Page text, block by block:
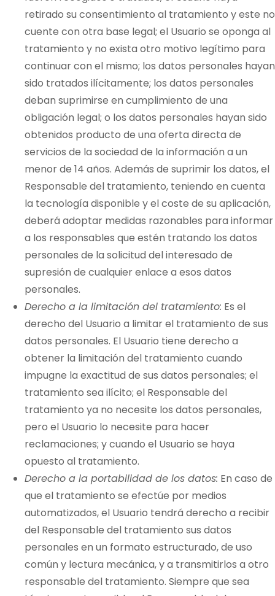
retirado su consentimiento al tratamiento y este no
cuente con otra base legal; el Usuario se oponga al
tratamiento y no exista otro motivo legítimo para
continuar con el mismo; los datos personales hayan
sido tratados ilícitamente; los datos personales
deban suprimirse en cumplimiento de una
obligación legal; o los datos personales hayan sido
obtenidos producto de una oferta directa de
servicios de la sociedad de la información a un
menor de 14 años. Además de suprimir los datos, el
Responsable del tratamiento, teniendo en cuenta
la tecnología disponible y el coste de su aplicación,
deberá adoptar medidas razonables para informar
a los responsables que estén tratando los datos
personales de la solicitud del interesado de
supresión de cualquier enlace a esos datos
personales.
Derecho a la limitación del tratamiento: Es el
derecho del Usuario a limitar el tratamiento de sus
datos personales. El Usuario tiene derecho a
obtener la limitación del tratamiento cuando
impugne la exactitud de sus datos personales; el
tratamiento sea ilícito; el Responsable del
tratamiento ya no necesite los datos personales,
pero el Usuario lo necesite para hacer
reclamaciones; y cuando el Usuario se haya
opuesto al tratamiento.
Derecho a la portabilidad de los datos: En caso de
que el tratamiento se efectúe por medios
automatizados, el Usuario tendrá derecho a recibir
del Responsable del tratamiento sus datos
personales en un formato estructurado, de uso
común y lectura mecánica, y a transmitirlos a otro
responsable del tratamiento. Siempre que sea